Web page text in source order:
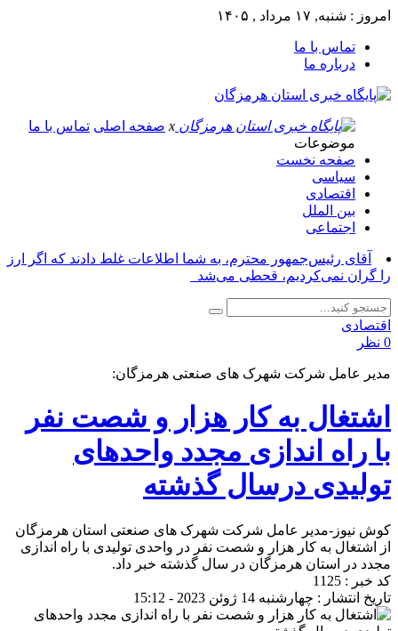
امروز : شنبه, ۱۷ مرداد , ۱۴۰۵
تماس با ما
درباره ما
x صفحه اصلی تماس با ما
موضوعات
صفحه نخست
سیاسی
اقتصادی
بین الملل
اجتماعی
آقای رئیس‌جمهور محترم، به شما اطلاعات غلط دادند که اگر ارز
را گران نمی‌کردیم، قحطی می‌شد_
اقتصادی
0 نظر
مدیر عامل شرکت شهرک های صنعتی هرمزگان:
اشتغال به کار هزار و شصت نفر
با راه اندازی مجدد واحدهای
تولیدی درسال گذشته
کوش نیوز-مدیر عامل شرکت شهرک های صنعتی استان هرمزگان
از اشتغال به کار هزار و شصت نفر در واحدی تولیدی با راه اندازی
مجدد در استان هرمزگان در سال گذشته خبر داد.
کد خبر : 1125
تاریخ انتشار : چهارشنبه 14 ژوئن 2023 - 15:12